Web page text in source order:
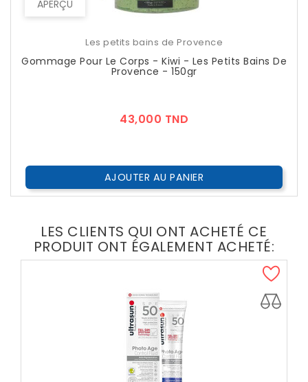
APERÇU
Les petits bains de Provence
Gommage Pour Le Corps - Kiwi - Les Petits Bains De
Provence - 150gr
43,000 TND
AJOUTER AU PANIER
LES CLIENTS QUI ONT ACHETÉ CE
PRODUIT ONT ÉGALEMENT ACHETÉ: